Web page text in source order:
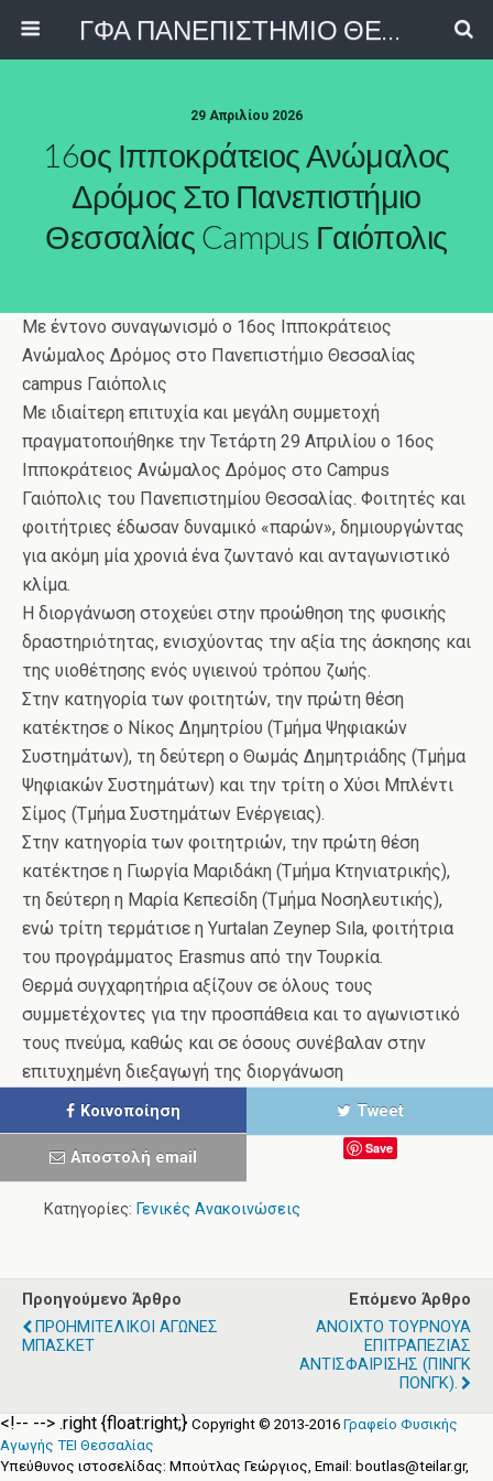
ΓΦΑ ΠΑΝΕΠΙΣΤΗΜΙΟ ΘΕΣΣΑΛΙΑΣ
29 Απριλίου 2026
16ος Ιπποκράτειος Ανώμαλος
Δρόμος Στο Πανεπιστήμιο
Θεσσαλίας Campus Γαιόπολις
Με έντονο συναγωνισμό ο 16ος Ιπποκράτειος
Ανώμαλος Δρόμος στο Πανεπιστήμιο Θεσσαλίας
campus Γαιόπολις
Με ιδιαίτερη επιτυχία και μεγάλη συμμετοχή
πραγματοποιήθηκε την Τετάρτη 29 Απριλίου ο 16ος
Ιπποκράτειος Ανώμαλος Δρόμος στο Campus
Γαιόπολις του Πανεπιστημίου Θεσσαλίας. Φοιτητές και
φοιτήτριες έδωσαν δυναμικό «παρών», δημιουργώντας
για ακόμη μία χρονιά ένα ζωντανό και ανταγωνιστικό
κλίμα.
Η διοργάνωση στοχεύει στην προώθηση της φυσικής
δραστηριότητας, ενισχύοντας την αξία της άσκησης και
της υιοθέτησης ενός υγιεινού τρόπου ζωής.
Στην κατηγορία των φοιτητών, την πρώτη θέση
κατέκτησε ο Νίκος Δημητρίου (Τμήμα Ψηφιακών
Συστημάτων), τη δεύτερη ο Θωμάς Δημητριάδης (Τμήμα
Ψηφιακών Συστημάτων) και την τρίτη ο Χύσι Μπλέντι
Σίμος (Τμήμα Συστημάτων Ενέργειας).
Στην κατηγορία των φοιτητριών, την πρώτη θέση
κατέκτησε η Γιωργία Μαριδάκη (Τμήμα Κτηνιατρικής),
τη δεύτερη η Μαρία Κεπεσίδη (Τμήμα Νοσηλευτικής),
ενώ τρίτη τερμάτισε η Yurtalan Zeynep Sıla, φοιτήτρια
του προγράμματος Erasmus από την Τουρκία.
Θερμά συγχαρητήρια αξίζουν σε όλους τους
συμμετέχοντες για την προσπάθεια και το αγωνιστικό
τους πνεύμα, καθώς και σε όσους συνέβαλαν στην
επιτυχημένη διεξαγωγή της διοργάνωση
Κοινοποίηση Tweet
Save
Αποστολή email
Κατηγορίες: Γενικές Ανακοινώσεις
Προηγούμενο Άρθρο
ΠΡΟΗΜΙΤΕΛΙΚΟΙ ΑΓΩΝΕΣ
ΜΠΑΣΚΕΤ
Επόμενο Άρθρο
ΑΝΟΙΧΤΟ ΤΟΥΡΝΟΥΑ
ΕΠΙΤΡΑΠΕΖΙΑΣ
ΑΝΤΙΣΦΑΙΡΙΣΗΣ (ΠΙΝΓΚ
ΠΟΝΓΚ).
<!-- --> .right {float:right;} Copyright © 2013-2016 Γραφείο Φυσικής
Αγωγής ΤΕΙ Θεσσαλίας
Υπεύθυνος ιστοσελίδας: Μπούτλας Γεώργιος, Email: boutlas@teilar.gr,